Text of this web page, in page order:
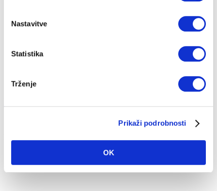
Nastavitve
Statistika
Trženje
Prikaži podrobnosti
OK
Dne 3. 4. 2019 smo podpisali pogodbo za dobavo glavne
tehnološke opreme, s katero se bo zg...